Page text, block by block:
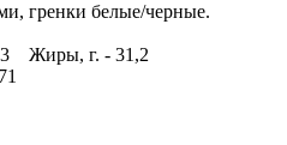
гренки белые/черные.
Жиры, г. - 31,2